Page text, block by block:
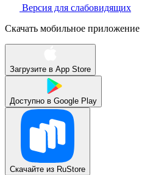
Версия для слабовидящих
Скачать мобильное приложение
Загрузите в App Store
Доступно в Google Play
Скачайте из RuStore